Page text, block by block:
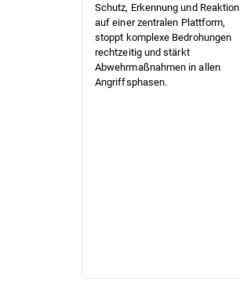
Schutz, Erkennung und Reaktion
auf einer zentralen Plattform,
stoppt komplexe Bedrohungen
rechtzeitig und stärkt
Abwehrmaßnahmen in allen
Angriffsphasen.